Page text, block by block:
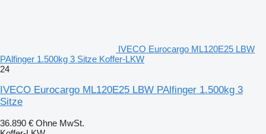
IVECO Eurocargo ML120E25 LBW
PAlfinger 1.500kg 3 Sitze Koffer-LKW
24
IVECO Eurocargo ML120E25 LBW PAlfinger 1.500kg 3
Sitze
36.890 € Ohne MwSt.